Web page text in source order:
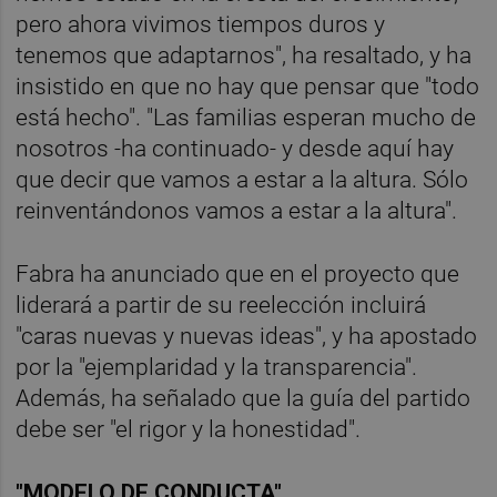
pero ahora vivimos tiempos duros y
tenemos que adaptarnos", ha resaltado, y ha
insistido en que no hay que pensar que "todo
está hecho". "Las familias esperan mucho de
nosotros -ha continuado- y desde aquí hay
que decir que vamos a estar a la altura. Sólo
reinventándonos vamos a estar a la altura".
Fabra ha anunciado que en el proyecto que
liderará a partir de su reelección incluirá
"caras nuevas y nuevas ideas", y ha apostado
por la "ejemplaridad y la transparencia".
Además, ha señalado que la guía del partido
debe ser "el rigor y la honestidad".